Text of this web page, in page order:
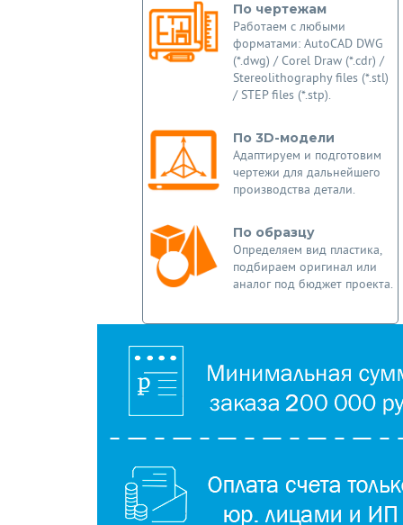
По чертежам
Работаем с любыми
форматами: AutoCAD DWG
(*.dwg) / Corel Draw (*.cdr) /
Stereolithography files (*.stl)
/ STEP files (*.stp).
По 3D-модели
Адаптируем и подготовим
чертежи для дальнейшего
производства детали.
По образцу
Определяем вид пластика,
подбираем оригинал или
аналог под бюджет проекта.